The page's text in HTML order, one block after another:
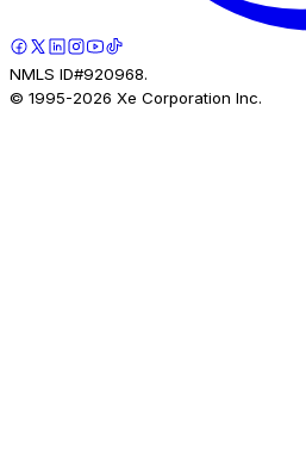
NMLS ID#920968.
© 1995-2026 Xe Corporation Inc.